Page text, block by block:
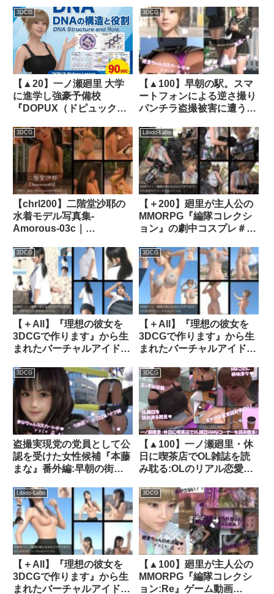
20％のスローモーション付
き！｜d_247038│ Libido-
Labo
3DCG
【▲20】一ノ瀬廻里 大学
に進学し強豪予備校
『DOPUX（ドピュック
物講師に！
（Vol.007:DNA-デオキシ
リボ核酸）｜d_785909
3DCG
【▲100】早朝の駅。スマ
ートフォンによる逆さ撮り
パンチラ盗撮被害に遭う廻
テン地パンティ編）｜
d_362890│ Libido-Labo
3DCG
【chrl200】二階堂沙耶の
水着モデル写真集-
Amorous-03c｜
Libido-Labo
【＋200】廻里が主人公の
MMORPG『編隊コレクシ
ョン』の劇中コスプレ＃02
3DCG
【＋All】『理想の彼女を
3DCGで作ります』から生
まれたバーチャルアイドル
や）」のJK風写真
集:JK_04｜d_285078│
Libido-Labo
3DCG
【＋All】『理想の彼女を
3DCGで作ります』から生
まれたバーチャルアイドル
ぐり）」のグラドル撮影風
写真集:Gradol_33｜
d_288137│ Libido-Labo
3DCG
盗撮実現党の党員として公
認を受けた女性候補『本藤
まな』番外編:早朝の街頭
PV01（白サテン地ハート
柄パンティ編）｜
d_358468│ Libido-Labo
3DCG
【▲100】一ノ瀬廻里・休
日に喫茶店でOL雑誌を読
み耽る:OLのリアル恋愛相
中に撮影したがる！！女の
子にとっては正直ストレス
なんですが…』｜
d_778618
Libido-Labo
【＋All】『理想の彼女を
3DCGで作ります』から生
まれたバーチャルアイドル
3DCG
【▲100】廻里が主人公の
MMORPG『編隊コレクシ
ョン:Re』ゲーム動画